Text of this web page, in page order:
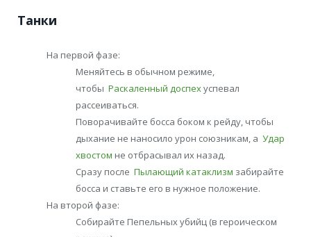
Танки
На первой фазе:
Меняйтесь в обычном режиме,
чтобы Раскаленный доспехуспевал
рассеиваться.
Поворачивайте босса боком к рейду, чтобы
дыхание не наносило урон союзникам, а Удар
хвостом не отбрасывал их назад.
Сразу после Пылающий катаклизм забирайте
босса и ставьте его в нужное положение.
На второй фазе:
Собирайте Пепельных убийц (в героическом